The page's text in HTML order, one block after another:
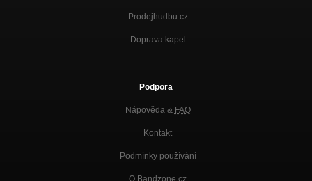
Prodejhudbu.cz
Doprava kapel
Podpora
Nápověda & FAQ
Kontakt
Podmínky používání